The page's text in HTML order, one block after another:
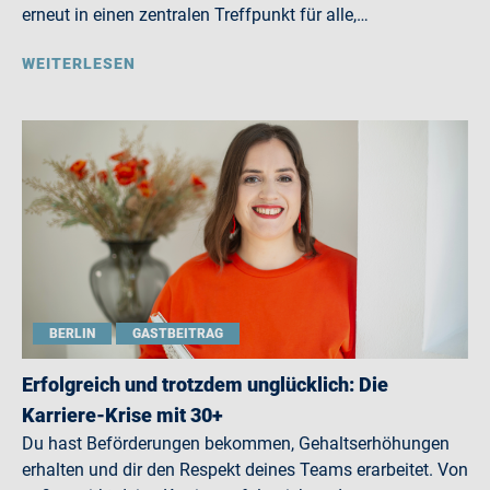
erneut in einen zentralen Treffpunkt für alle,…
WEITERLESEN
BERLIN GASTBEITRAG
Erfolgreich und trotzdem unglücklich: Die
Karriere-Krise mit 30+
Du hast Beförderungen bekommen, Gehaltserhöhungen
erhalten und dir den Respekt deines Teams erarbeitet. Von